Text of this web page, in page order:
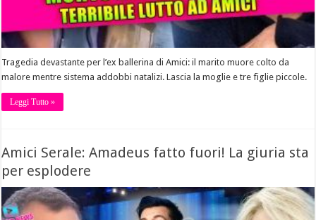
Tragedia devastante per l’ex ballerina di Amici: il marito muore colto da
malore mentre sistema addobbi natalizi. Lascia la moglie e tre figlie piccole.
Leggi Tutto »
Amici Serale: Amadeus fatto fuori! La giuria sta
per esplodere